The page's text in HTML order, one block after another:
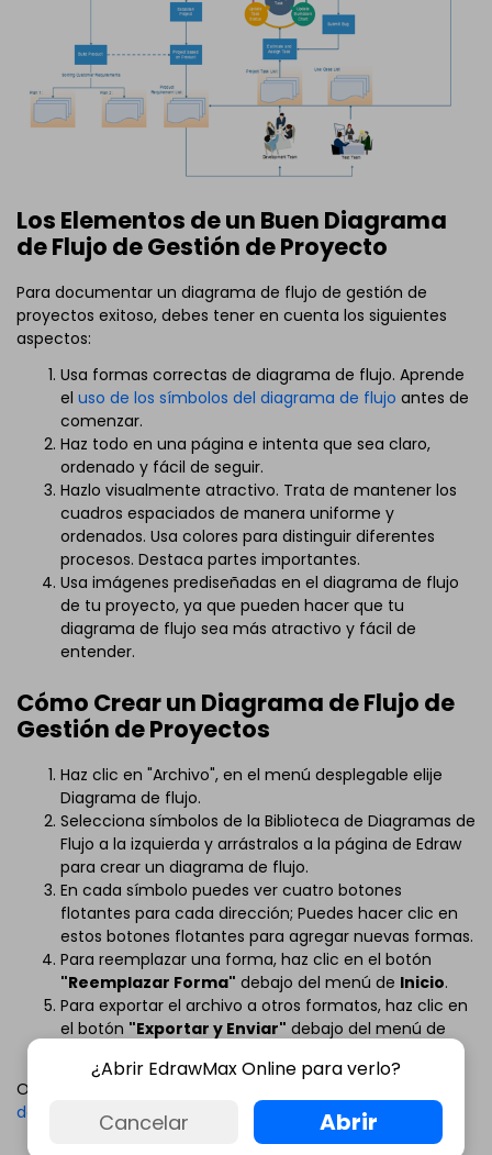
Los Elementos de un Buen Diagrama
de Flujo de Gestión de Proyecto
Para documentar un diagrama de flujo de gestión de
proyectos exitoso, debes tener en cuenta los siguientes
aspectos:
Usa formas correctas de diagrama de flujo. Aprende
el uso de los símbolos del diagrama de flujo antes de
comenzar.
Haz todo en una página e intenta que sea claro,
ordenado y fácil de seguir.
Hazlo visualmente atractivo. Trata de mantener los
cuadros espaciados de manera uniforme y
ordenados. Usa colores para distinguir diferentes
procesos. Destaca partes importantes.
Usa imágenes prediseñadas en el diagrama de flujo
de tu proyecto, ya que pueden hacer que tu
diagrama de flujo sea más atractivo y fácil de
entender.
Cómo Crear un Diagrama de Flujo de
Gestión de Proyectos
Haz clic en "Archivo", en el menú desplegable elije
Diagrama de flujo.
Selecciona símbolos de la Biblioteca de Diagramas de
Flujo a la izquierda y arrástralos a la página de Edraw
para crear un diagrama de flujo.
En cada símbolo puedes ver cuatro botones
flotantes para cada dirección; Puedes hacer clic en
estos botones flotantes para agregar nuevas formas.
Para reemplazar una forma, haz clic en el botón
"Reemplazar Forma" debajo del menú de Inicio.
Para exportar el archivo a otros formatos, haz clic en
el botón "Exportar y Enviar" debajo del menú de
Obtén más información sobre
de Flujo Básico
¿Abrir EdrawMax Online para verlo?
Cancelar Abrir